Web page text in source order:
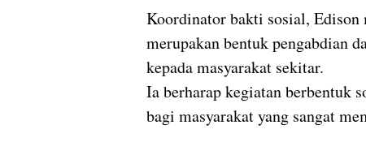
Koordinator bakti sosial, Edison
merupakan bentuk pengabdian
kepada masyarakat sekitar.
Ia berharap kegiatan berbentuk
bagi masyarakat yang sangat